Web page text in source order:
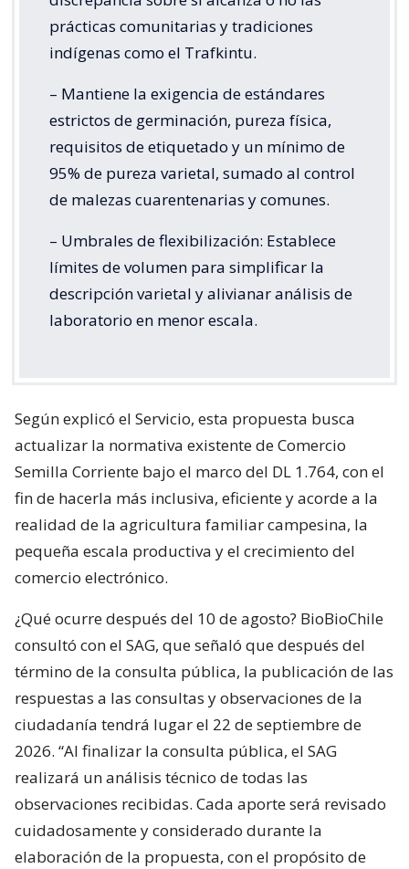
prácticas comunitarias y tradiciones
indígenas como el Trafkintu.
– Mantiene la exigencia de estándares
estrictos de germinación, pureza física,
requisitos de etiquetado y un mínimo de
95% de pureza varietal, sumado al control
de malezas cuarentenarias y comunes.
– Umbrales de flexibilización: Establece
límites de volumen para simplificar la
descripción varietal y alivianar análisis de
laboratorio en menor escala.
Según explicó el Servicio, esta propuesta busca
actualizar la normativa existente de Comercio
Semilla Corriente bajo el marco del DL 1.764, con el
fin de hacerla más inclusiva, eficiente y acorde a la
realidad de la agricultura familiar campesina, la
pequeña escala productiva y el crecimiento del
comercio electrónico.
¿Qué ocurre después del 10 de agosto? BioBioChile
consultó con el SAG, que señaló que después del
término de la consulta pública, la publicación de las
respuestas a las consultas y observaciones de la
ciudadanía tendrá lugar el 22 de septiembre de
2026. “Al finalizar la consulta pública, el SAG
realizará un análisis técnico de todas las
observaciones recibidas. Cada aporte será revisado
cuidadosamente y considerado durante la
elaboración de la propuesta, con el propósito de